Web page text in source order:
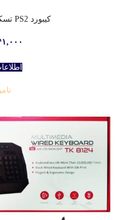
کیبورد PS2 تسکو مدل TK-8024